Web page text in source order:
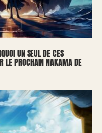
UN SEUL DE CES
LE PROCHAIN NAKAMA DE